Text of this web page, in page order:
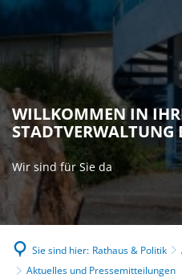
WILLKOMMEN IN
STADTVERWALTUNG
Wir sind für Sie da
Sie sind hier: Rathaus & Politik
Aktuelles und Pressemitteilungen